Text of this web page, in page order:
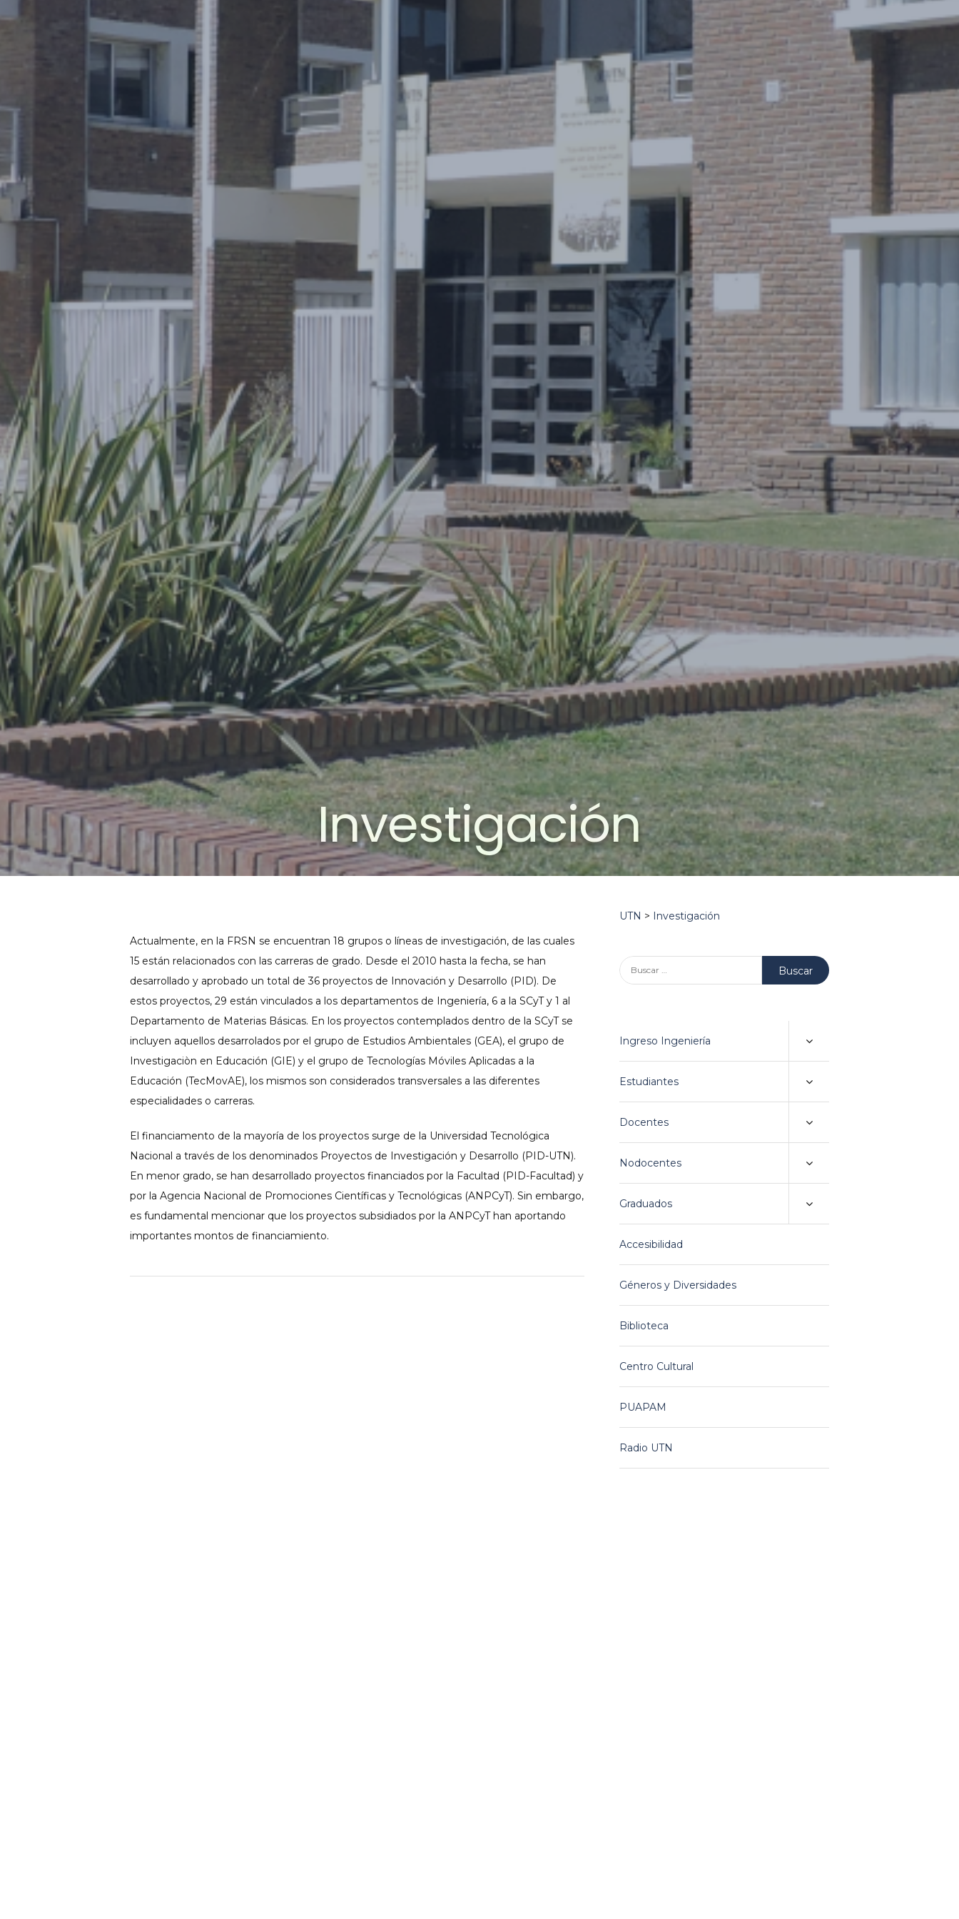
Investigación
Actualmente, en la FRSN se encuentran 18 grupos o líneas de investigación, de las cuales
15 están relacionados con las carreras de grado. Desde el 2010 hasta la fecha, se han
desarrollado y aprobado un total de 36 proyectos de Innovación y Desarrollo (PID). De
estos proyectos, 29 están vinculados a los departamentos de Ingeniería, 6 a la SCyT y 1 al
Departamento de Materias Básicas. En los proyectos contemplados dentro de la SCyT se
incluyen aquellos desarrolados por el grupo de Estudios Ambientales (GEA), el grupo de
Investigaciòn en Educación (GIE) y el grupo de Tecnologías Móviles Aplicadas a la
Educación (TecMovAE), los mismos son considerados transversales a las diferentes
especialidades o carreras.
El financiamento de la mayoría de los proyectos surge de la Universidad Tecnológica
Nacional a través de los denominados Proyectos de Investigación y Desarrollo (PID-UTN).
En menor grado, se han desarrollado proyectos financiados por la Facultad (PID-Facultad) y
por la Agencia Nacional de Promociones Científicas y Tecnológicas (ANPCyT). Sin embargo,
es fundamental mencionar que los proyectos subsidiados por la ANPCyT han aportando
importantes montos de financiamiento.
UTN > Investigación
Buscar:
Ingreso Ingeniería
Estudiantes
Docentes
Nodocentes
Graduados
Accesibilidad
Géneros y Diversidades
Biblioteca
Centro Cultural
PUAPAM
Radio UTN